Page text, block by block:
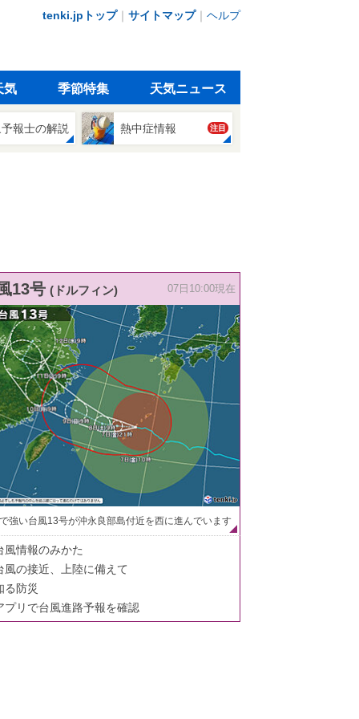
tenki.jpトップ｜ サイトマップ｜ ヘルプ
気 季節特集 天気ニュース
報士の解説 熱中症情報 注目
13号 (ドルフィン) 07日10:00現在
強い台風13号が沖永良部島付近を西に進んでいます
風情報のみかた
風の接近、上陸に備えて
る防災
プリで台風進路予報を確認